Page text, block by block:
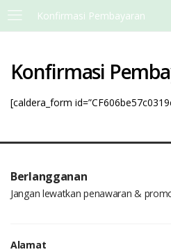
Konfirmasi Pembayaran
MASUK
Masukkan username dan password
Remember me
Konfirmasi
[caldera_form
Berlangganan
Jangan lewatkan penawaran &
Alamat